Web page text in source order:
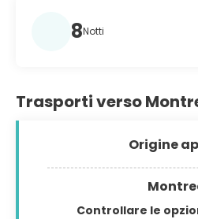
8Notti
Trasporti verso
Origine
Controllare le